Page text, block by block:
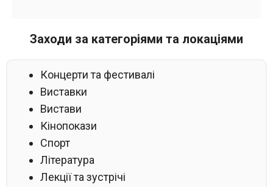
Заходи за категоріями та локаціями
Концерти та фестивалі
Виставки
Вистави
Кінопокази
Спорт
Література
Лекції та зустрічі